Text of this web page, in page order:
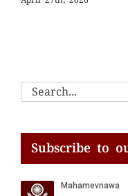
Search
Subscribe to